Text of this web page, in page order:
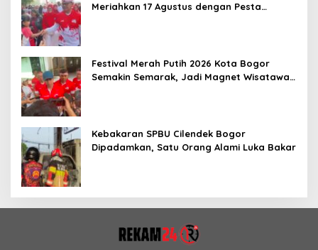
Meriahkan 17 Agustus dengan Pesta
Festival Merah Putih 2026 Kota Bogor
Semakin Semarak, Jadi Magnet Wisatawan
Kebakaran SPBU Cilendek Bogor
Dipadamkan, Satu Orang Alami Luka Bakar